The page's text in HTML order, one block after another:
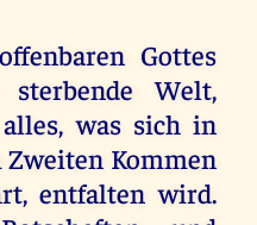
Gottes
Welt,
was sich in
Zweiten Kommen
entfalten wird.